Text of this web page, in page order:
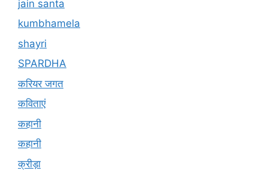
jain santa
kumbhamela
shayri
SPARDHA
करियर जगत
कविताएं
कहानी
कहानी
क्रीड़ा